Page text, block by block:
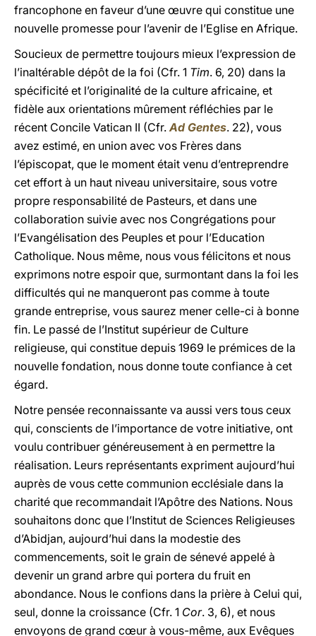
francophone en faveur d’une œuvre qui constitue une
nouvelle promesse pour l’avenir de l’Eglise en Afrique.
Soucieux de permettre toujours mieux l’expression de
l’inaltérable dépôt de la foi (Cfr. 1 Tim. 6, 20) dans la
spécificité et l’originalité de la culture africaine, et
fidèle aux orientations mûrement réfléchies par le
récent Concile Vatican II (Cfr.Ad Gentes. 22), vous
avez estimé, en union avec vos Frères dans
l’épiscopat, que le moment était venu d’entreprendre
cet effort à un haut niveau universitaire, sous votre
propre responsabilité de Pasteurs, et dans une
collaboration suivie avec nos Congrégations pour
l’Evangélisation des Peuples et pour l’Education
Catholique. Nous même, nous vous félicitons et nous
exprimons notre espoir que, surmontant dans la foi les
difficultés qui ne manqueront pas comme à toute
grande entreprise, vous saurez mener celle-ci à bonne
fin. Le passé de l’Institut supérieur de Culture
religieuse, qui constitue depuis 1969 le prémices de la
nouvelle fondation, nous donne toute confiance à cet
égard.
Notre pensée reconnaissante va aussi vers tous ceux
qui, conscients de l’importance de votre initiative, ont
voulu contribuer généreusement à en permettre la
réalisation. Leurs représentants expriment aujourd’hui
auprès de vous cette communion ecclésiale dans la
charité que recommandait l’Apôtre des Nations. Nous
souhaitons donc que l’Institut de Sciences Religieuses
d’Abidjan, aujourd’hui dans la modestie des
commencements, soit le grain de sénevé appelé à
devenir un grand arbre qui portera du fruit en
abondance. Nous le confions dans la prière à Celui qui,
seul, donne la croissance (Cfr. 1 Cor. 3, 6), et nous
envoyons de grand cœur à vous-même, aux Evêques